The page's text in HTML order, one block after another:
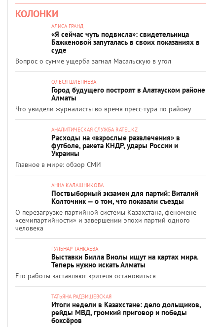
КОЛОНКИ
АЛИСА ГРАНД
«Я сейчас чуть подвисла»: свидетельница
Бажкеновой запуталась в своих показаниях в
суде
Вопрос о сумме ущерба загнал Масальскую в угол
ОЛЕСЯ ШЛЕПНЕВА
Город будущего построят в Алатауском районе
Алматы
Что увидели журналисты во время пресс-тура по району
АНАЛИТИЧЕСКАЯ СЛУЖБА RATEL.KZ
Расходы на «взрослые развлечения» в
футболе, ракета КНДР, удары России и
Украины
Главное в мире: обзор СМИ
АННА КАЛАШНИКОВА
Поствыборный экзамен для партий: Виталий
Колточник — о том, что показали съезды
О перезагрузке партийной системы Казахстана, феномене
«семипартийности» и завершении эпохи партий одного
человека
ГУЛЬНАР ТАНКАЕВА
Выставки Билла Виолы ищут на картах мира.
Теперь нужно искать Алматы
Его работы заставляют зрителя остановиться
ТАТЬЯНА РАДЗИШЕВСКАЯ
Итоги недели в Казахстане: дело дольщиков,
рейды МВД, громкий приговор и победы
боксёров